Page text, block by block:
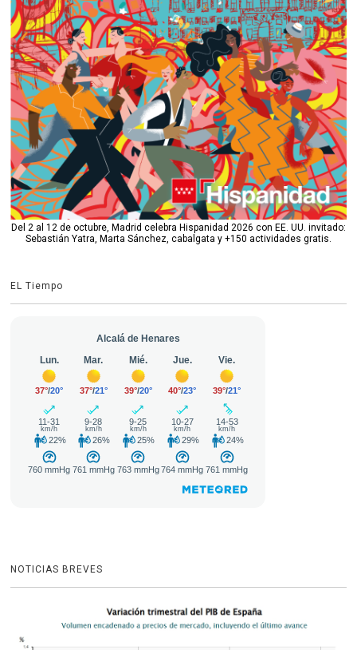
Del 2 al 12 de octubre, Madrid celebra Hispanidad 2026 con EE. UU. invitado:
Sebastián Yatra, Marta Sánchez, cabalgata y +150 actividades gratis.
EL Tiempo
NOTICIAS BREVES